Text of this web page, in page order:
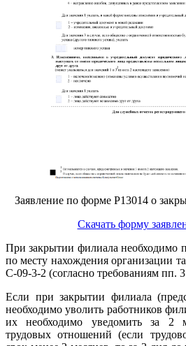
Заявление по форме Р13014 о
Скачать форму
При закрытии филиала необходимо
по месту нахождения организации
С-09-3-2 (согласно требованиям пп.
Если при закрытии филиала
необходимо уволить работников
их необходимо уведомить за 2
трудовых отношений (если